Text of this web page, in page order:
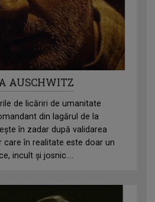
AUSCHWITZ
de licăriri de umanitate
din lagărul de la
în zadar după validarea
care în realitate este doar un
incult și josnic....